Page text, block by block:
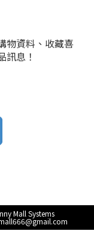
物資料、收藏喜
訊息！
Mall Systems